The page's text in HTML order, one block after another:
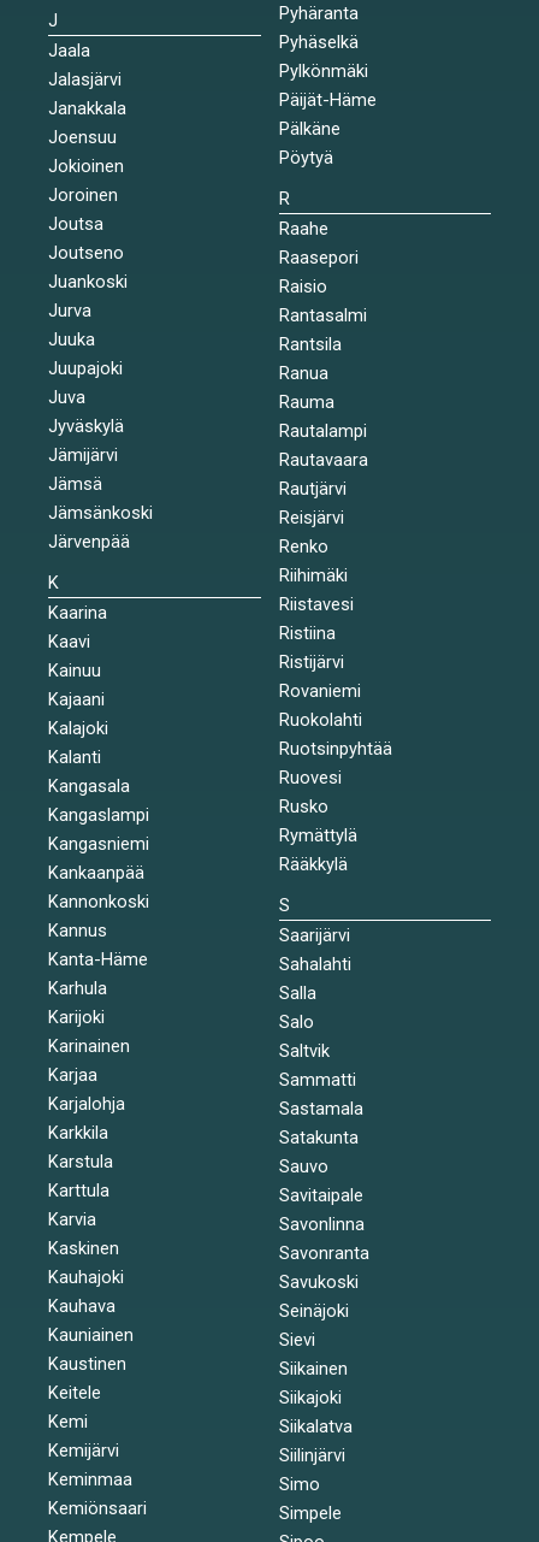
J
Jaala
Jalasjärvi
Janakkala
Joensuu
Jokioinen
Joroinen
Joutsa
Joutseno
Juankoski
Jurva
Juuka
Juupajoki
Juva
Jyväskylä
Jämijärvi
Jämsä
Jämsänkoski
Järvenpää
K
Kaarina
Kaavi
Kainuu
Kajaani
Kalajoki
Kalanti
Kangasala
Kangaslampi
Kangasniemi
Kankaanpää
Kannonkoski
Kannus
Kanta-Häme
Karhula
Karijoki
Karinainen
Karjaa
Karjalohja
Karkkila
Karstula
Karttula
Karvia
Kaskinen
Kauhajoki
Kauhava
Kauniainen
Kaustinen
Keitele
Kemi
Kemijärvi
Keminmaa
Kemiönsaari
Kempele
Pyhäranta
Pyhäselkä
Pylkönmäki
Päijät-Häme
Pälkäne
Pöytyä
R
Raahe
Raasepori
Raisio
Rantasalmi
Rantsila
Ranua
Rauma
Rautalampi
Rautavaara
Rautjärvi
Reisjärvi
Renko
Riihimäki
Riistavesi
Ristiina
Ristijärvi
Rovaniemi
Ruokolahti
Ruotsinpyhtää
Ruovesi
Rusko
Rymättylä
Rääkkylä
S
Saarijärvi
Sahalahti
Salla
Salo
Saltvik
Sammatti
Sastamala
Satakunta
Sauvo
Savitaipale
Savonlinna
Savonranta
Savukoski
Seinäjoki
Sievi
Siikainen
Siikajoki
Siikalatva
Siilinjärvi
Simo
Simpele